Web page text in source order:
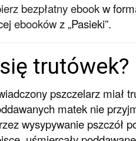
bezpłatny ebookw
ebookówz „Pasieki”.
trutówek?
pszczelarz miał
matek nie
wysypywanie pszczół